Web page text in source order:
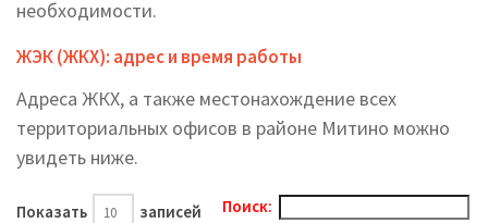
необходимости.
ЖЭК (ЖКХ): адрес и время работы
Адреса ЖКХ, а также местонахождение всех
территориальных офисов в районе Митино можно
увидеть ниже.
Показать записей Поиск: